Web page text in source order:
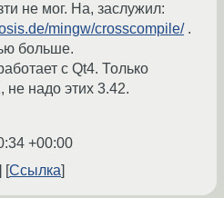
не мог. На, заслужил:
mingw/crosscompile/.
больше.
с Qt4. Только
не надо этих 3.42.
+00:00
Ссылка